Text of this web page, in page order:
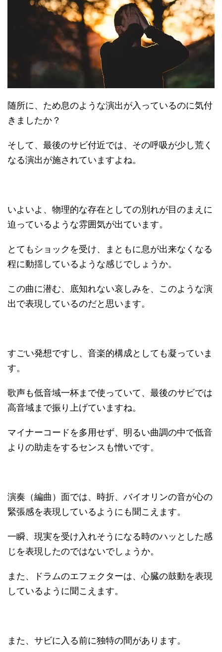
随所に、ため息のような演出が入っているのに気付
きましたか？
そして、最後のサビ付近では、その呼吸が少し荒く
なる演出が施されていますよね。
いよいよ、物理的な存在としての別れが目のまえに
迫っているような雰囲気が出ています。
とてもショックを受け、まともに息が出来なくなる
程に動揺しているような感じでしょうか。
この曲に潜む、底知れない哀しみを、このような演
出で表現しているのだと思います。
すごい発想ですし、音楽的構成としても凝っていま
す。
歌声も低音域一杯まで使っていて、最後のサビでは
高音域まで振り上げていますね。
マイナーコードを多用せず、明るい曲調の中で低音
よりの助走をするセンスも憎いです。
演奏（編曲）面では、時折、バイオリンの音が心の
緊張感を表現しているようにも聞こえます。
一瞬、現実を受け入れそうになる時のハッとした感
じを表現したのではないでしょうか。
また、ドラムのエフェクターは、心臓の鼓動を表現
しているように聞こえます。
また、サビに入る前に独特の間があります。